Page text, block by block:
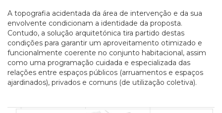
A topografia acidentada da área de intervenção e da sua
envolvente condicionam a identidade da proposta.
Contudo, a solução arquitetónica tira partido destas
condições para garantir um aproveitamento otimizado e
funcionalmente coerente no conjunto habitacional, assim
como uma programação cuidada e especializada das
relações entre espaços públicos (arruamentos e espaços
ajardinados), privados e comuns (de utilização coletiva).